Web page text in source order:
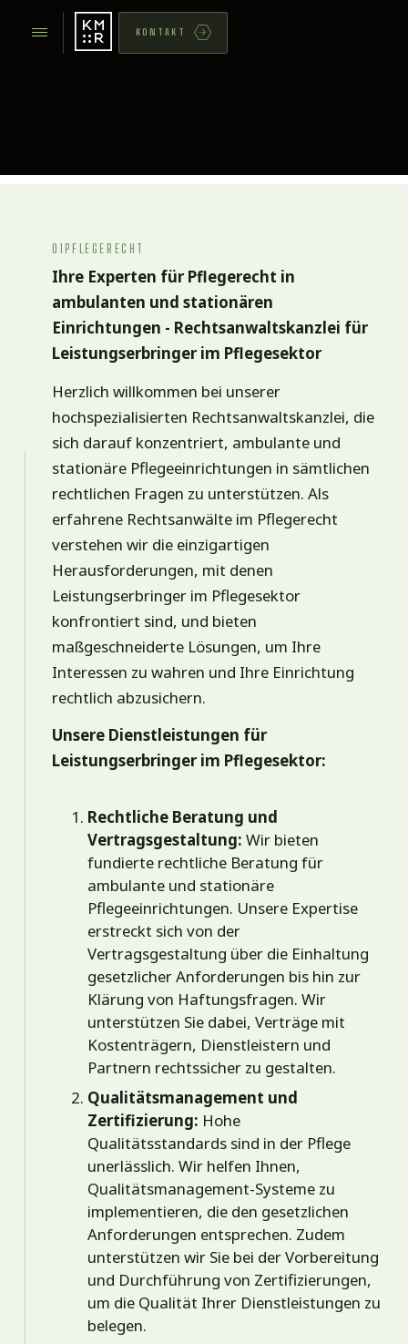
KONTAKT
01 PFLEGERECHT
Ihre Experten für Pflegerecht in
ambulanten und stationären
Einrichtungen - Rechtsanwaltskanzlei für
Leistungserbringer im Pflegesektor
Herzlich willkommen bei unserer
hochspezialisierten Rechtsanwaltskanzlei, die
sich darauf konzentriert, ambulante und
stationäre Pflegeeinrichtungen in sämtlichen
rechtlichen Fragen zu unterstützen. Als
erfahrene Rechtsanwälte im Pflegerecht
verstehen wir die einzigartigen
Herausforderungen, mit denen
Leistungserbringer im Pflegesektor
konfrontiert sind, und bieten
maßgeschneiderte Lösungen, um Ihre
Interessen zu wahren und Ihre Einrichtung
rechtlich abzusichern.
Unsere Dienstleistungen für
Leistungserbringer im Pflegesektor:
Rechtliche Beratung und
Vertragsgestaltung: Wir bieten
fundierte rechtliche Beratung für
ambulante und stationäre
Pflegeeinrichtungen. Unsere Expertise
erstreckt sich von der
Vertragsgestaltung über die Einhaltung
gesetzlicher Anforderungen bis hin zur
Klärung von Haftungsfragen. Wir
unterstützen Sie dabei, Verträge mit
Kostenträgern, Dienstleistern und
Partnern rechtssicher zu gestalten.
Qualitätsmanagement und
Zertifizierung: Hohe
Qualitätsstandards sind in der Pflege
unerlässlich. Wir helfen Ihnen,
Qualitätsmanagement-Systeme zu
implementieren, die den gesetzlichen
Anforderungen entsprechen. Zudem
unterstützen wir Sie bei der Vorbereitung
und Durchführung von Zertifizierungen,
um die Qualität Ihrer Dienstleistungen zu
belegen.